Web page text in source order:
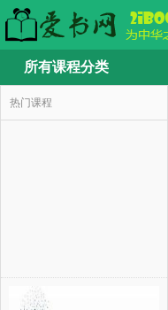
所有课程分类
热门课程